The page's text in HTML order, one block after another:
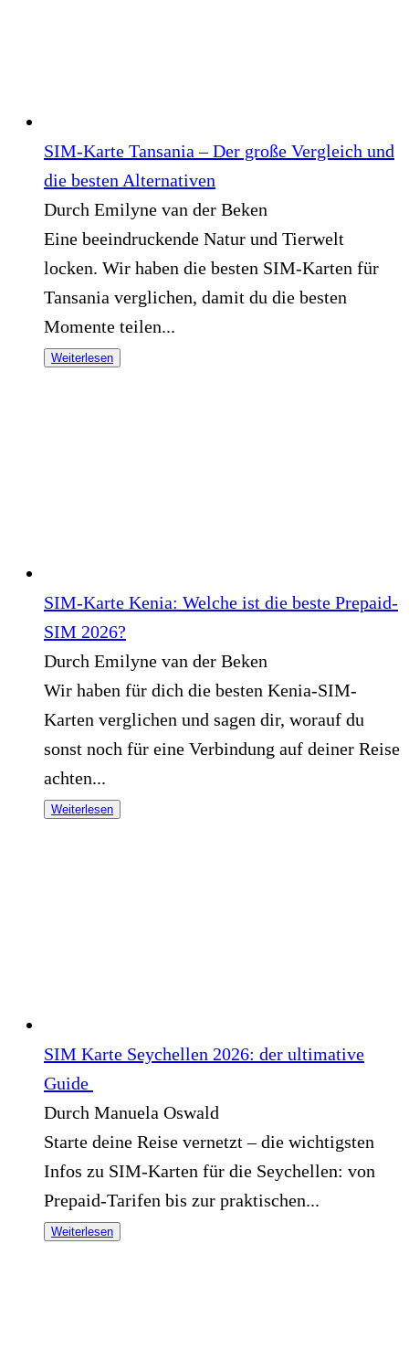
SIM-Karte Tansania – Der große Vergleich und
die besten Alternativen
Durch Emilyne van der Beken
Eine beeindruckende Natur und Tierwelt
locken. Wir haben die besten SIM-Karten für
Tansania verglichen, damit du die besten
Momente teilen...
Weiterlesen
SIM-Karte Kenia: Welche ist die beste Prepaid-
SIM 2026?
Durch Emilyne van der Beken
Wir haben für dich die besten Kenia-SIM-
Karten verglichen und sagen dir, worauf du
sonst noch für eine Verbindung auf deiner Reise
achten...
Weiterlesen
SIM Karte Seychellen 2026: der ultimative
Guide
Durch Manuela Oswald
Starte deine Reise vernetzt – die wichtigsten
Infos zu SIM-Karten für die Seychellen: von
Prepaid-Tarifen bis zur praktischen...
Weiterlesen